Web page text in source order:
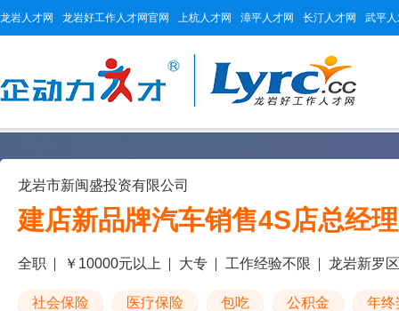
龙岩人才网 龙岩好工作人才网官网 上杭人才网 漳平人才网 长汀人才网 武平
龙岩市新闽盛投资有限公司
建店新品牌汽车销售4S店总经
全职 ￥10000元以上 大专 工作经验不限 龙岩新罗区
社会保险 医疗保险 包吃 公积金 年终